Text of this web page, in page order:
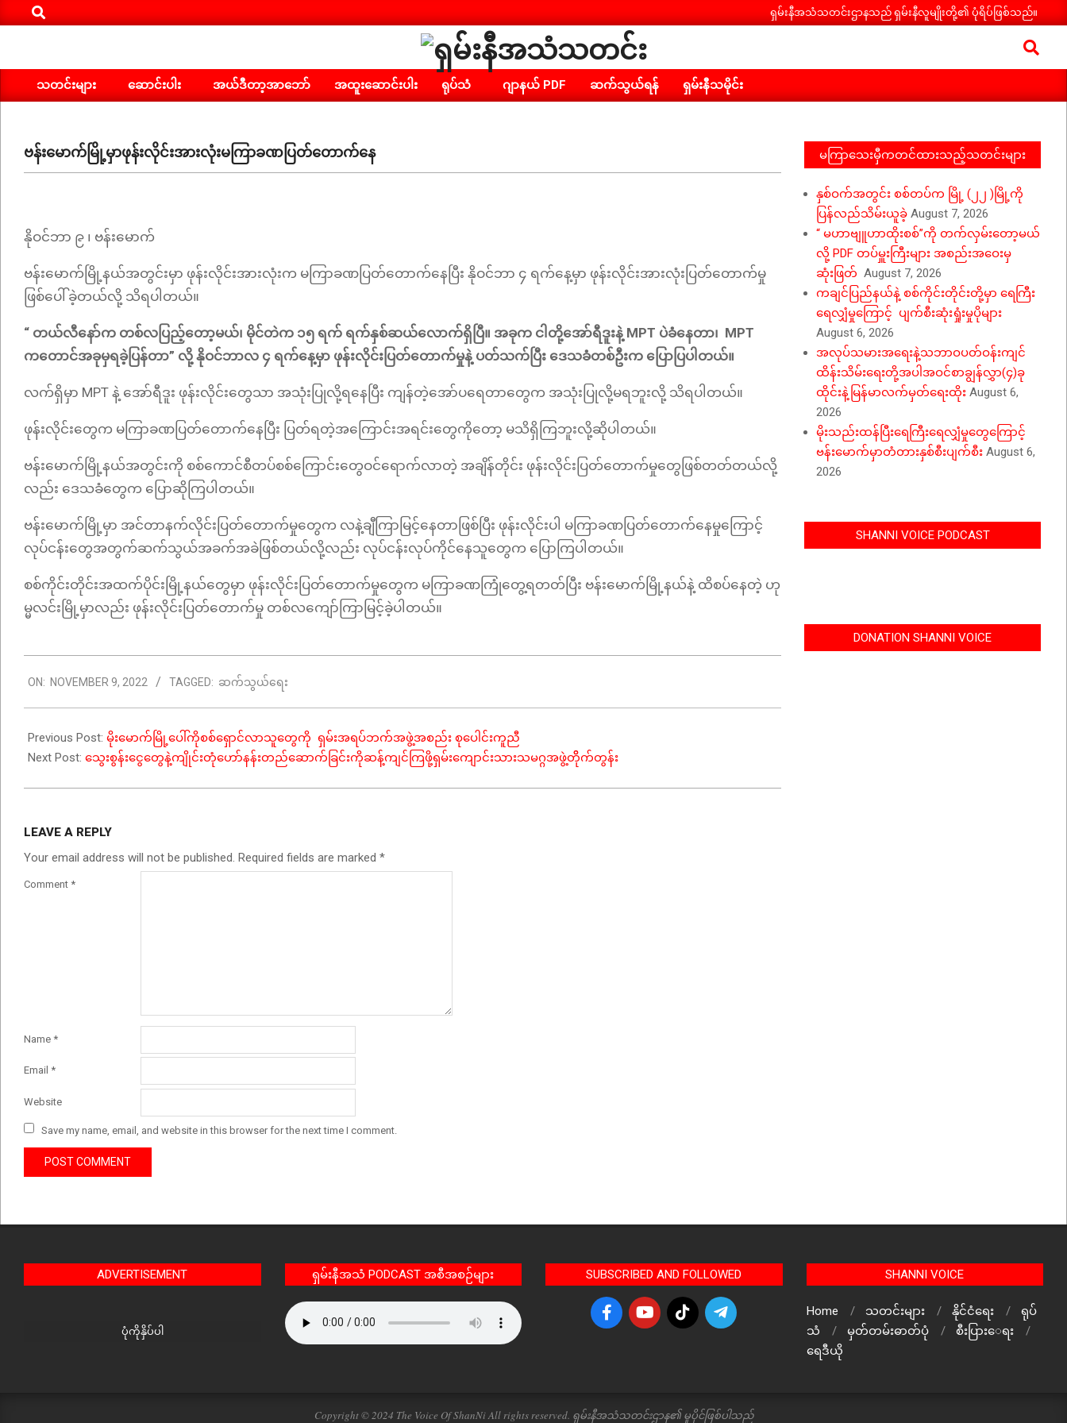
to
Search
ရှမ်းနီအသံသတင်းဌာနသည် ရှမ်းနီလူမျိုးတို့၏ ပုံရိပ်ဖြစ်သည်။
ရှမ်း
နီ
Search
Primary
သတင်းများ ဆောင်းပါး အယ်ဒီတာ့အာဘော် အထူးဆောင်းပါး ရုပ်သံ ဂျာနယ် PDF ဆက်သွယ်ရန် ရှမ်းနီသမိုင်း
ဗန်းမောက်မြို့မှာဖုန်းလိုင်းအားလုံးမကြာခဏပြတ်တောက်နေ
နိုဝင်ဘာ ၉ ၊​ ဗန်းမောက်
ဗန်းမောက်မြို့နယ်အတွင်းမှာ ဖုန်းလိုင်းအားလုံးက မကြာခဏပြတ်တောက်နေပြီး နိုဝင်ဘာ ၄ ရက်နေ့မှာ ဖုန်းလိုင်းအားလုံးပြတ်တောက်မှု
ဖြစ်ပေါ်ခဲ့တယ်လို့ သိရပါတယ်။
“ တယ်လီနော်က တစ်လပြည့်တော့မယ်၊ မိုင်တဲက ၁၅ ရက် ရက်နှစ်ဆယ်လောက်ရှိပြီ။ အခုက ငါတို့အော်ရီဒူးနဲ့ MPT ပဲခံနေတာ၊ MPT
ကတောင်အခုမှရခဲ့ပြန်တာ” လို့ နိုဝင်ဘာလ ၄ ရက်နေ့မှာ ဖုန်းလိုင်းပြတ်တောက်မှုနဲ့ ပတ်သက်ပြီး ဒေသခံတစ်ဦးက ပြောပြပါတယ်။
လက်ရှိမှာ MPT နဲ့ အော်ရီဒူး ဖုန်းလိုင်းတွေသာ အသုံးပြုလို့ရနေပြီး ကျန်တဲ့အော်ပရေတာတွေက အသုံးပြုလို့မရဘူးလို့ သိရပါတယ်။
ဖုန်းလိုင်းတွေက မကြာခဏပြတ်တောက်နေပြီး ပြတ်ရတဲ့အကြောင်းအရင်းတွေကိုတော့ မသိရှိကြဘူးလို့ဆိုပါတယ်။
ဗန်းမောက်မြို့နယ်အတွင်းကို စစ်ကောင်စီတပ်စစ်ကြောင်းတွေဝင်ရောက်လာတဲ့ အချိန်တိုင်း ဖုန်းလိုင်းပြတ်တောက်မှုတွေဖြစ်တတ်တယ်လို့
လည်း ဒေသခံတွေက ပြောဆိုကြပါတယ်။
ဗန်းမောက်မြို့မှာ အင်တာနက်လိုင်းပြတ်တောက်မှုတွေက လနဲ့ချီကြာမြင့်နေတာဖြစ်ပြီး ဖုန်းလိုင်းပါ မကြာခဏပြတ်တောက်နေမှုကြောင့်
လုပ်ငန်းတွေအတွက်ဆက်သွယ်အခက်အခဲဖြစ်တယ်လို့လည်း လုပ်ငန်းလုပ်ကိုင်နေသူတွေက ပြောကြပါတယ်။
စစ်ကိုင်းတိုင်းအထက်ပိုင်းမြို့နယ်တွေမှာ ဖုန်းလိုင်းပြတ်တောက်မှုတွေက မကြာခဏကြုံတွေ့ရတတ်ပြီး ဗန်းမောက်မြို့နယ်နဲ့ ထိစပ်နေတဲ့ ဟု
မ္မလင်းမြို့မှာလည်း ဖုန်းလိုင်းပြတ်တောက်မှု တစ်လကျော်ကြာမြင့်ခဲ့ပါတယ်။
11-
09
ON: NOVEMBER 9, 2022 TAGGED: ဆက်သွယ်ရေး
Previous Post: မိုးမောက်မြို့ပေါ်ကိုစစ်ရှောင်လာသူတွေကို ရှမ်းအရပ်ဘက်အဖွဲ့အစည်း စုပေါင်းကူညီ
Next Post: သွေးစွန်းငွေတွေနဲ့ကျိုင်းတုံဟော်နန်းတည်ဆောက်ခြင်းကိုဆန့်ကျင်ကြဖို့ရှမ်းကျောင်းသားသမဂ္ဂအဖွဲ့တိိုက်တွန်း
LEAVE A REPLY
Your email address will not be published. Required fields are marked *
Comment *
Name *
Email *
Website
Save my name, email, and website in this browser for the next time I comment.
မကြာသေးမှီကတင်ထားသည့်သတင်းများ
နှစ်ဝက်အတွင်း စစ်တပ်က မြို့ (၂၂ )မြို့ကို
ပြန်လည်သိမ်းယူခဲ့ August 7, 2026
“ မဟာဗျူဟာထိုးစစ်”ကို တက်လှမ်းတော့မယ်
လို့ PDF တပ်မှူးကြီးများ အစည်းအဝေးမှ
ဆုံးဖြတ် August 7, 2026
ကချင်ပြည်နယ်နဲ့ စစ်ကိုင်းတိုင်းတို့မှာ ရေကြီး
ရေလျှံမှုကြောင့် ပျက်စီးဆုံးရှုံးမှုပိုများ
August 6, 2026
အလုပ်သမားအရေးနဲ့သဘာဝပတ်ဝန်းကျင်
ထိန်းသိမ်းရေးတို့အပါအဝင်စာချွန်လွှာ(၄)ခု
ထိုင်းနဲ့မြန်မာလက်မှတ်ရေးထိုး August 6,
2026
မိုးသည်းထန်ပြီးရေကြီးရေလျှံမှုတွေကြောင့်
ဗန်းမောက်မှာတံတားနှစ်စီးပျက်စီး August 6,
2026
SHANNI VOICE PODCAST
DONATION SHANNI VOICE
ADVERTISEMENT
ပုံကိုနှိပ်ပါ
ရှမ်းနီအသံ PODCAST အစီအစဉ်များ SUBSCRIBED AND FOLLOWED SHANNI VOICE
Home သတင်းများ နိုင်ငံရေး
ရုပ်
သံ
မှတ်တမ်းဓာတ်ပုံ
စီးပြားေရး
ရေဒီယို
Copyright © 2024 The Voice Of ShanNi All rights reserved. ရှမ်းနီအသံသတင်းဌာန၏ မူပိုင်ဖြစ်ပါသည်